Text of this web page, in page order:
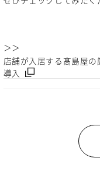
＞＞
店舗が入居する髙島屋
導入